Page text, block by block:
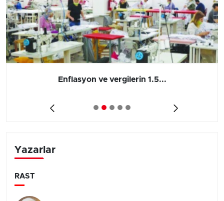
Enflasyon ve vergilerin 1.5...
Yazarlar
RAST